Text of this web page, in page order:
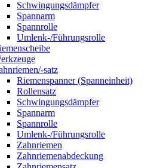
Schwingungsdämpfer
Spannarm
Spannrolle
Umlenk-/Führungsrolle
satz
Riemenspanner (Spanneinheit)
Rollensatz
Schwingungsdämpfer
Spannarm
Spannrolle
Umlenk-/Führungsrolle
Zahnriemen
Zahnriemenabdeckung